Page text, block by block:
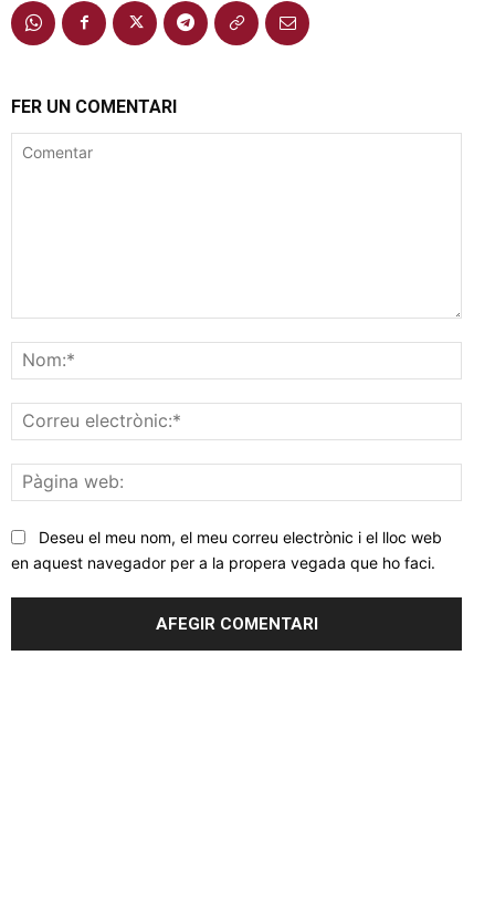
FER UN COMENTARI
web:
Deseu el meu nom, el meu correu electrònic i el lloc web
en aquest navegador per a la propera vegada que ho faci.